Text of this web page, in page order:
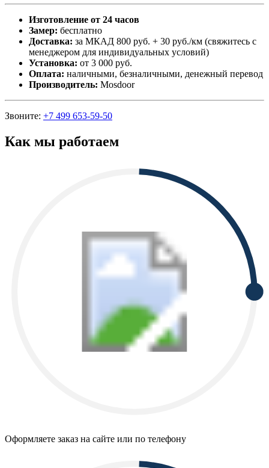
Изготовление от 24 часов
Замер: бесплатно
Доставка: за МКАД 800 руб. + 30 руб./км (свяжитесь с
менеджером для индивидуальных условий)
Установка: от 3 000 руб.
Оплата: наличными, безналичными, денежный перевод
Производитель: Mosdoor
Звоните: +7 499 653-59-50
Как мы работаем
Оформляете заказ на сайте или по телефону